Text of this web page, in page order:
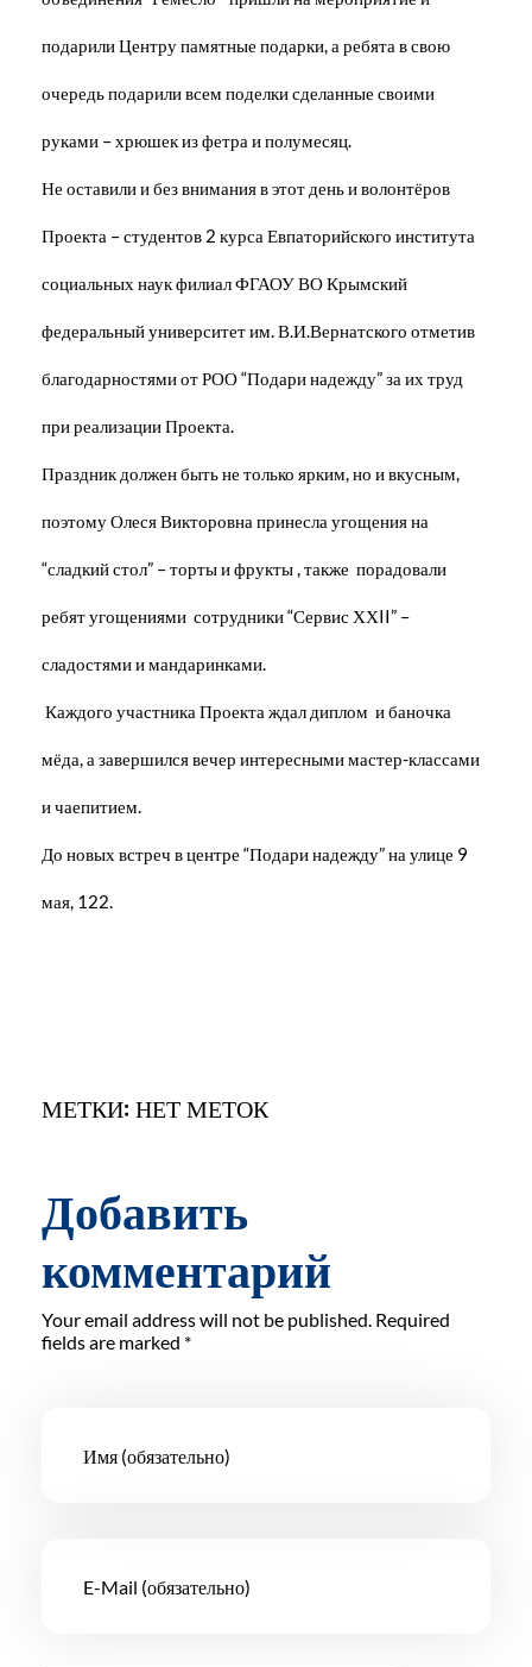
подарили Центру памятные подарки, а ребята в свою
очередь подарили всем поделки сделанные своими
руками – хрюшек из фетра и полумесяц.
Не оставили и без внимания в этот день и волонтёров
Проекта – студентов 2 курса Евпаторийского института
социальных наук филиал ФГАОУ ВО Крымский
федеральный университет им. В.И.Вернатского отметив
благодарностями от РОО “Подари надежду” за их труд
при реализации Проекта.
Праздник должен быть не только ярким, но и вкусным,
поэтому Олеся Викторовна принесла угощения на
“сладкий стол” – торты и фрукты , также порадовали
ребят угощениями сотрудники “Сервис ХХII” –
сладостями и мандаринками.
Каждого участника Проекта ждал диплом и баночка
мёда, а завершился вечер интересными мастер-классами
и чаепитием.
До новых встреч в центре “Подари надежду” на улице 9
мая, 122.
МЕТКИ: НЕТ МЕТОК
Добавить
комментарий
Your email address will not be published. Required
fields are marked *